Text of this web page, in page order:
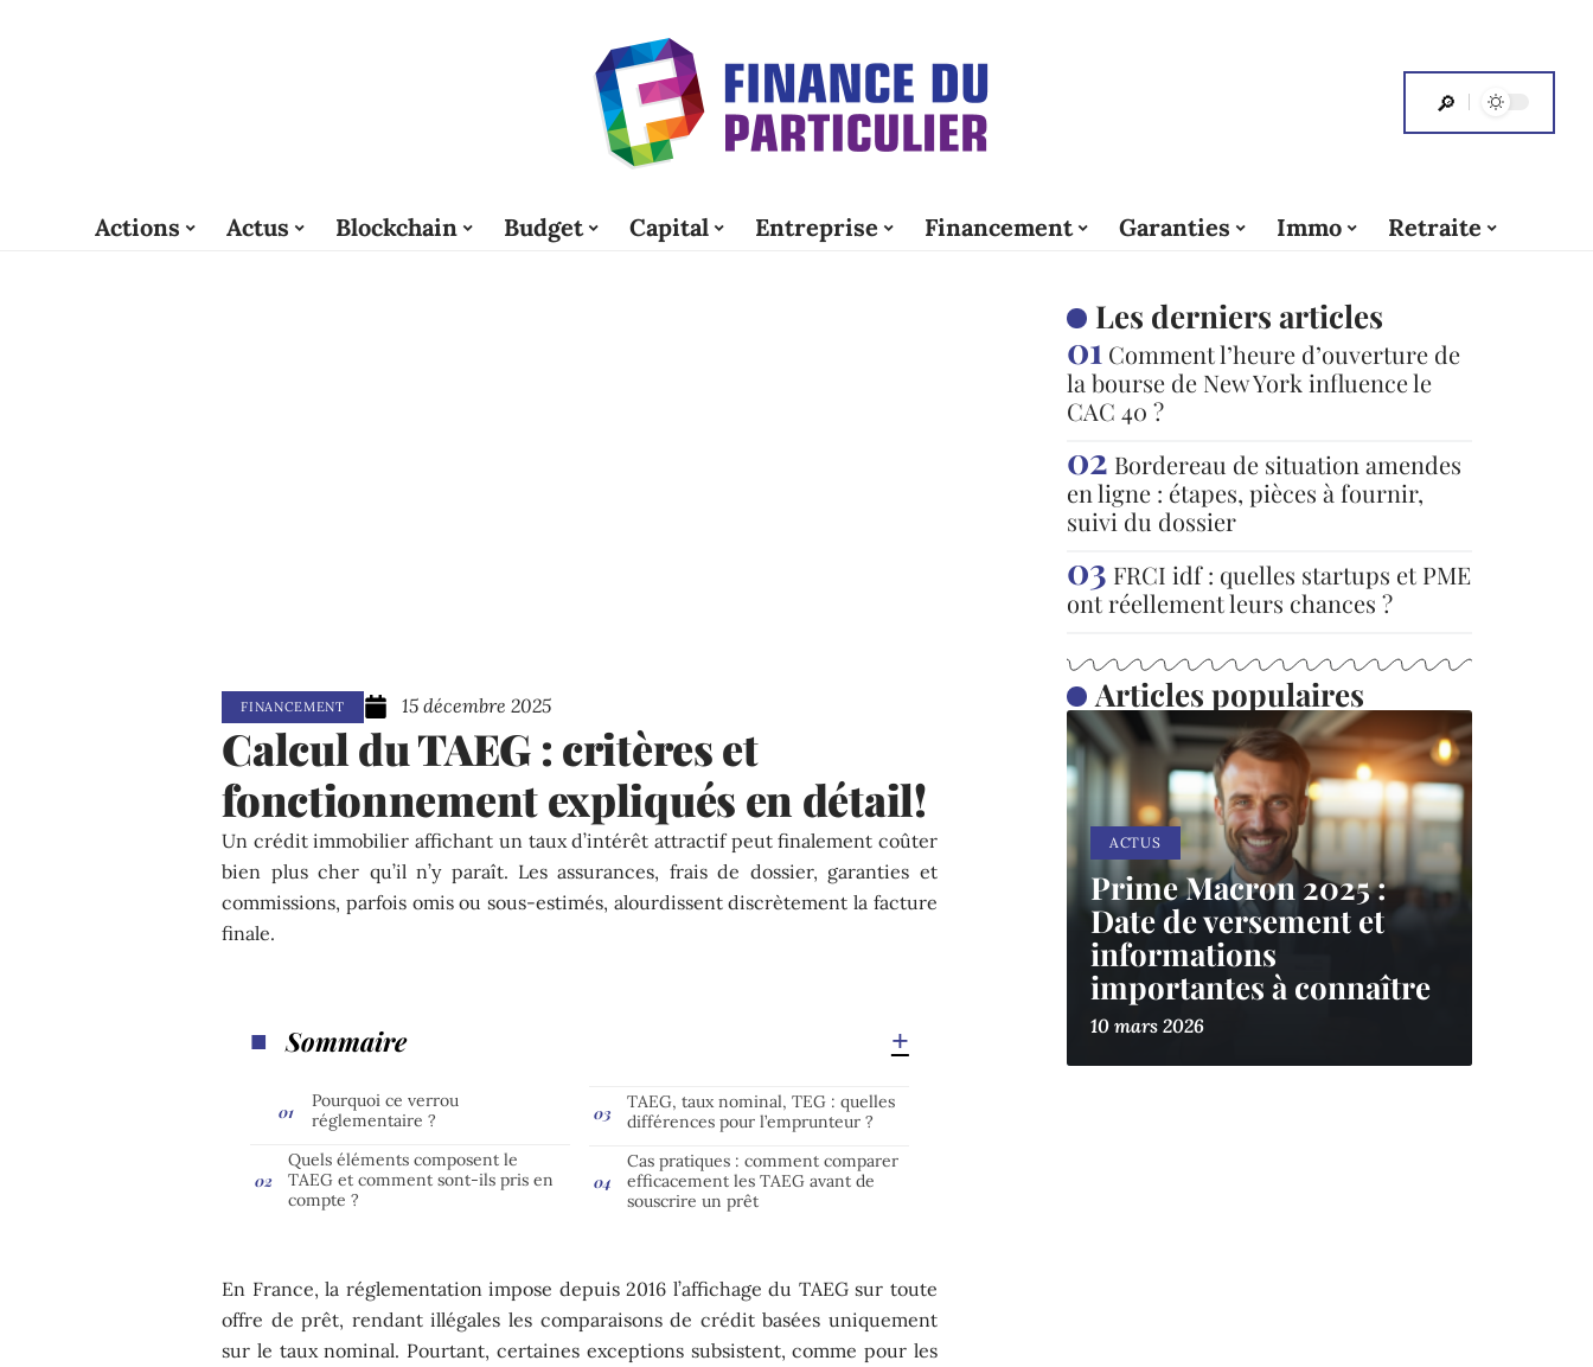
Actions Actus Blockchain Budget Capital Entreprise Financement Garanties Immo Retraite
FINANCEMENT 15 décembre 2025
Calcul du TAEG : critères et
fonctionnement expliqués en détail!
Un crédit immobilier affichant un taux d’intérêt attractif peut finalement coûter
bien plus cher qu’il n’y paraît. Les assurances, frais de dossier, garanties et
commissions, parfois omis ou sous-estimés, alourdissent discrètement la facture
finale.
Sommaire
Pourquoi ce verrou
réglementaire ?
Quels éléments composent le
TAEG et comment sont-ils pris en
compte ?
TAEG, taux nominal, TEG : quelles
différences pour l’emprunteur ?
Cas pratiques : comment comparer
efficacement les TAEG avant de
souscrire un prêt
En France, la réglementation impose depuis 2016 l’affichage du TAEG sur toute
offre de prêt, rendant illégales les comparaisons de crédit basées uniquement
sur le taux nominal. Pourtant, certaines exceptions subsistent, comme pour les
Les derniers articles
Comment l’heure d’ouverture de
la bourse de New York influence le
CAC 40 ?
Bordereau de situation amendes
en ligne : étapes, pièces à fournir,
suivi du dossier
FRCI idf : quelles startups et PME
ont réellement leurs chances ?
Articles populaires
ACTUS
Prime Macron 2025 :
Date de versement et
informations
importantes à connaître
10 mars 2026